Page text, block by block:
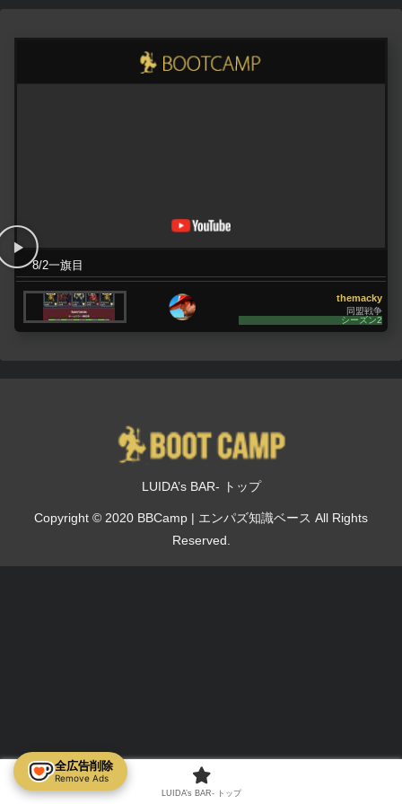
8/2一旗目
themacky
同盟戦争
シーズン2
LUIDA’s BAR- トップ
Copyright © 2020 BBCamp | エンパズ知識ベース All Rights
Reserved.
LUIDA’s BAR- トップ
全広告削除
Remove Ads